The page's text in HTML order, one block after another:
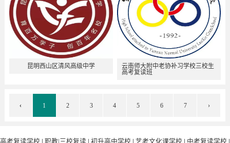
昆明西山区清风高级中学
云南师大附中老协补习学校三校生
高考复读班
‹ 1 2 3 4 5 6 7 ›
高考复读学校 | 职教|三校复读 | 初升高中学校 | 艺考文化课学校 | 中考复读学校 |